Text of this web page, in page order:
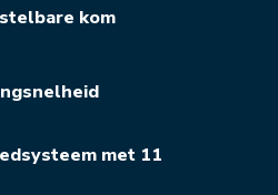
kom
met 11